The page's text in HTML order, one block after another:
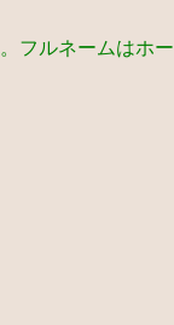
フルネームはホ